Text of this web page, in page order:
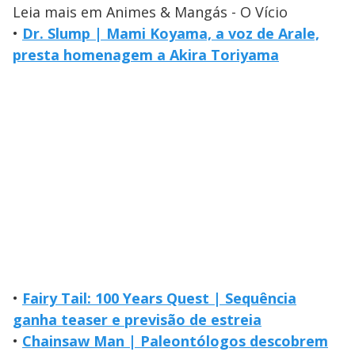
Leia mais em Animes & Mangás - O Vício
• Dr. Slump | Mami Koyama, a voz de Arale,
presta homenagem a Akira Toriyama
• Fairy Tail: 100 Years Quest | Sequência
ganha teaser e previsão de estreia
• Chainsaw Man | Paleontólogos descobrem